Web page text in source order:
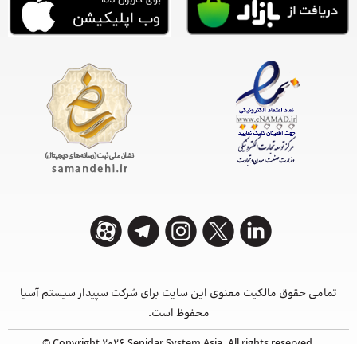
تمامی حقوق مالکیت معنوی این ‌سایت برای شرکت سپیدار سیستم آسیا
محفوظ است.